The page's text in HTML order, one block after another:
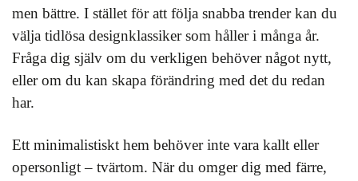
men bättre. I stället för att följa snabba trender kan du
välja tidlösa designklassiker som håller i många år.
Fråga dig själv om du verkligen behöver något nytt,
eller om du kan skapa förändring med det du redan
har.
Ett minimalistiskt hem behöver inte vara kallt eller
opersonligt – tvärtom. När du omger dig med färre,